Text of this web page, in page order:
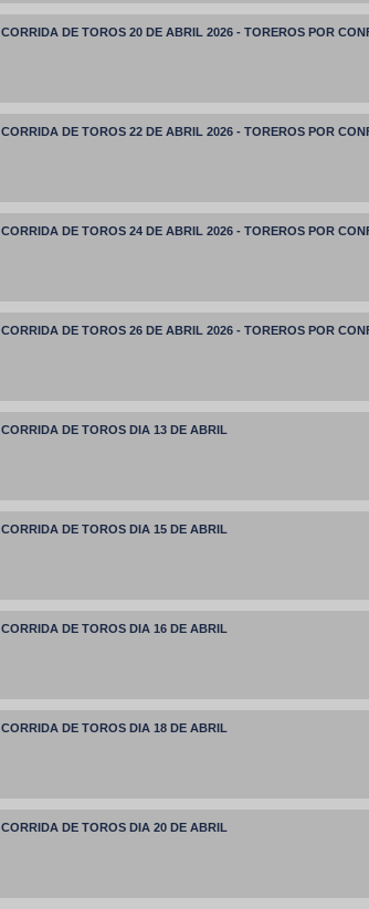
CORRIDA DE TOROS 20 DE ABRIL 2026 - TOREROS POR
CORRIDA DE TOROS 22 DE ABRIL 2026 - TOREROS POR
CORRIDA DE TOROS 24 DE ABRIL 2026 - TOREROS POR
CORRIDA DE TOROS 26 DE ABRIL 2026 - TOREROS POR
CORRIDA DE TOROS DIA 13 DE ABRIL
CORRIDA DE TOROS DIA 15 DE ABRIL
CORRIDA DE TOROS DIA 16 DE ABRIL
CORRIDA DE TOROS DIA 18 DE ABRIL
CORRIDA DE TOROS DIA 20 DE ABRIL